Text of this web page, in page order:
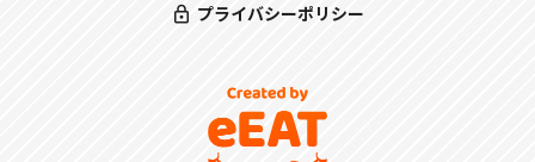
プライバシーポリシー